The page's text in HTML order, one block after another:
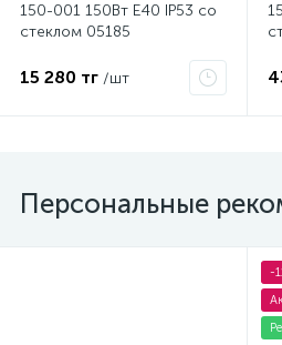
150-001 150Вт E40 IP53 со
стеклом 05185
15 280 тг /шт
Персональные
-